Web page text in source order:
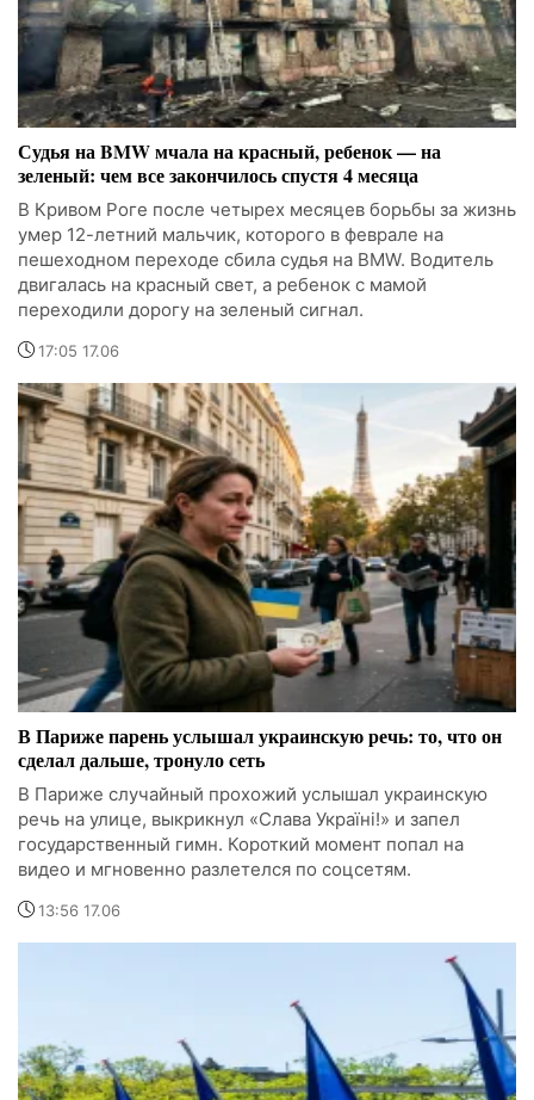
Судья на BMW мчала на красный, ребенок — на
зеленый: чем все закончилось спустя 4 месяца
В Кривом Роге после четырех месяцев борьбы за жизнь
умер 12-летний мальчик, которого в феврале на
пешеходном переходе сбила судья на BMW. Водитель
двигалась на красный свет, а ребенок с мамой
переходили дорогу на зеленый сигнал.
17:05 17.06
В Париже парень услышал украинскую речь: то, что он
сделал дальше, тронуло сеть
В Париже случайный прохожий услышал украинскую
речь на улице, выкрикнул «Слава Україні!» и запел
государственный гимн. Короткий момент попал на
видео и мгновенно разлетелся по соцсетям.
13:56 17.06